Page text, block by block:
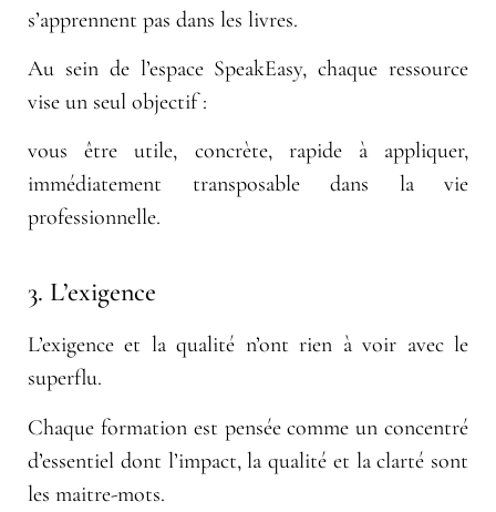
s’apprennent pas dans les livres.
Au sein de l’espace SpeakEasy, chaque ressource
vise un seul objectif :
vous être utile, concrète, rapide à appliquer,
immédiatement transposable dans la vie
professionnelle.
3. L’exigence
L’exigence et la qualité n’ont rien à voir avec le
superflu.
Chaque formation est pensée comme un concentré
d’essentiel dont l’impact, la qualité et la clarté sont
les maitre-mots.